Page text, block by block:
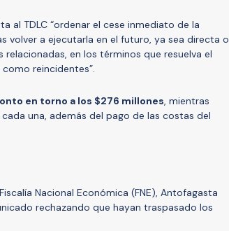
al TDLC “ordenar el cese inmediato de la
volver a ejecutarla en el futuro, ya sea directa o
en los términos que resuelva el
reincidentes”.
en torno a los $276 millones, mientras
una, además del pago de las costas del
Nacional Económica (FNE), Antofagasta
rechazando que hayan traspasado los